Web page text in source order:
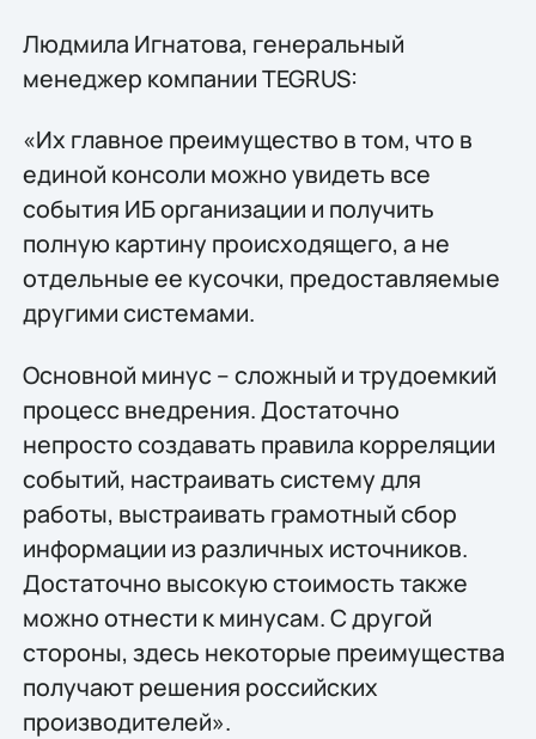
Людмила Игнатова, генеральный
менеджер компании TEGRUS:
«Их главное преимущество в том, что в
единой консоли можно увидеть все
события ИБ организации и получить
полную картину происходящего, а не
отдельные ее кусочки, предоставляемые
другими системами.
Основной минус – сложный и трудоемкий
процесс внедрения. Достаточно
непросто создавать правила корреляции
событий, настраивать систему для
работы, выстраивать грамотный сбор
информации из различных источников.
Достаточно высокую стоимость также
можно отнести к минусам. С другой
стороны, здесь некоторые преимущества
получают решения российских
производителей».